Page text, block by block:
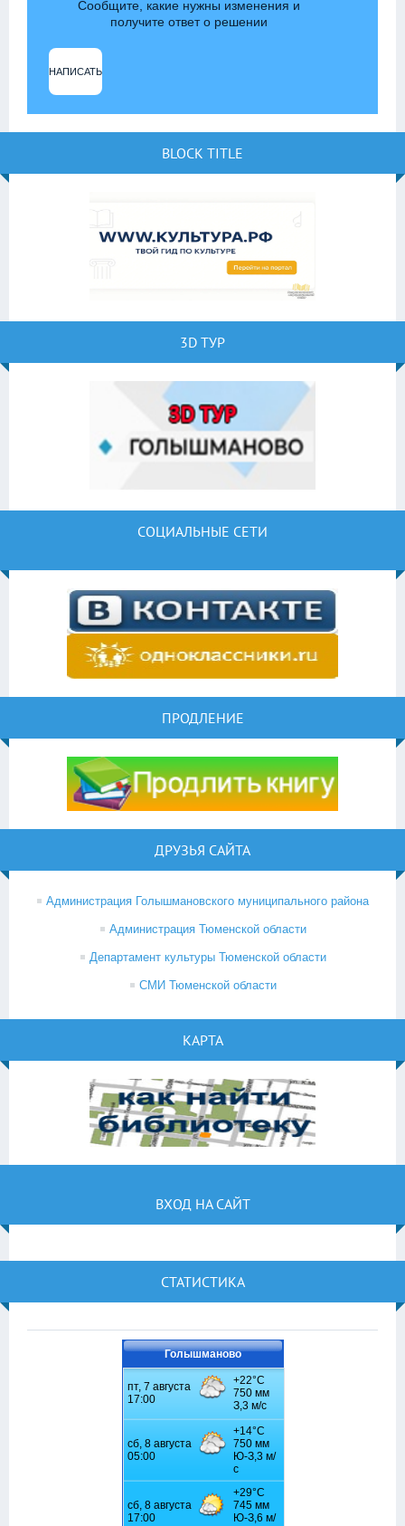
Сообщите, какие нужны изменения и
получите ответ о решении
НАПИСАТЬ
BLOCK TITLE
3D ТУР
СОЦИАЛЬНЫЕ СЕТИ
ПРОДЛЕНИЕ
ДРУЗЬЯ САЙТА
Администрация Голышмановского муниципального района
Администрация Тюменской области
Департамент культуры Тюменской области
СМИ Тюменской области
КАРТА
ВХОД НА САЙТ
СТАТИСТИКА
Голышманово